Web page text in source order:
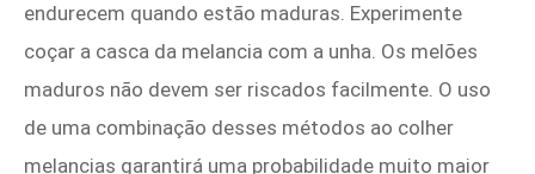
endurecem quando estão maduras. Experimente
coçar a casca da melancia com a unha. Os melões
maduros não devem ser riscados facilmente. O uso
de uma combinação desses métodos ao colher
melancias garantirá uma probabilidade muito maior